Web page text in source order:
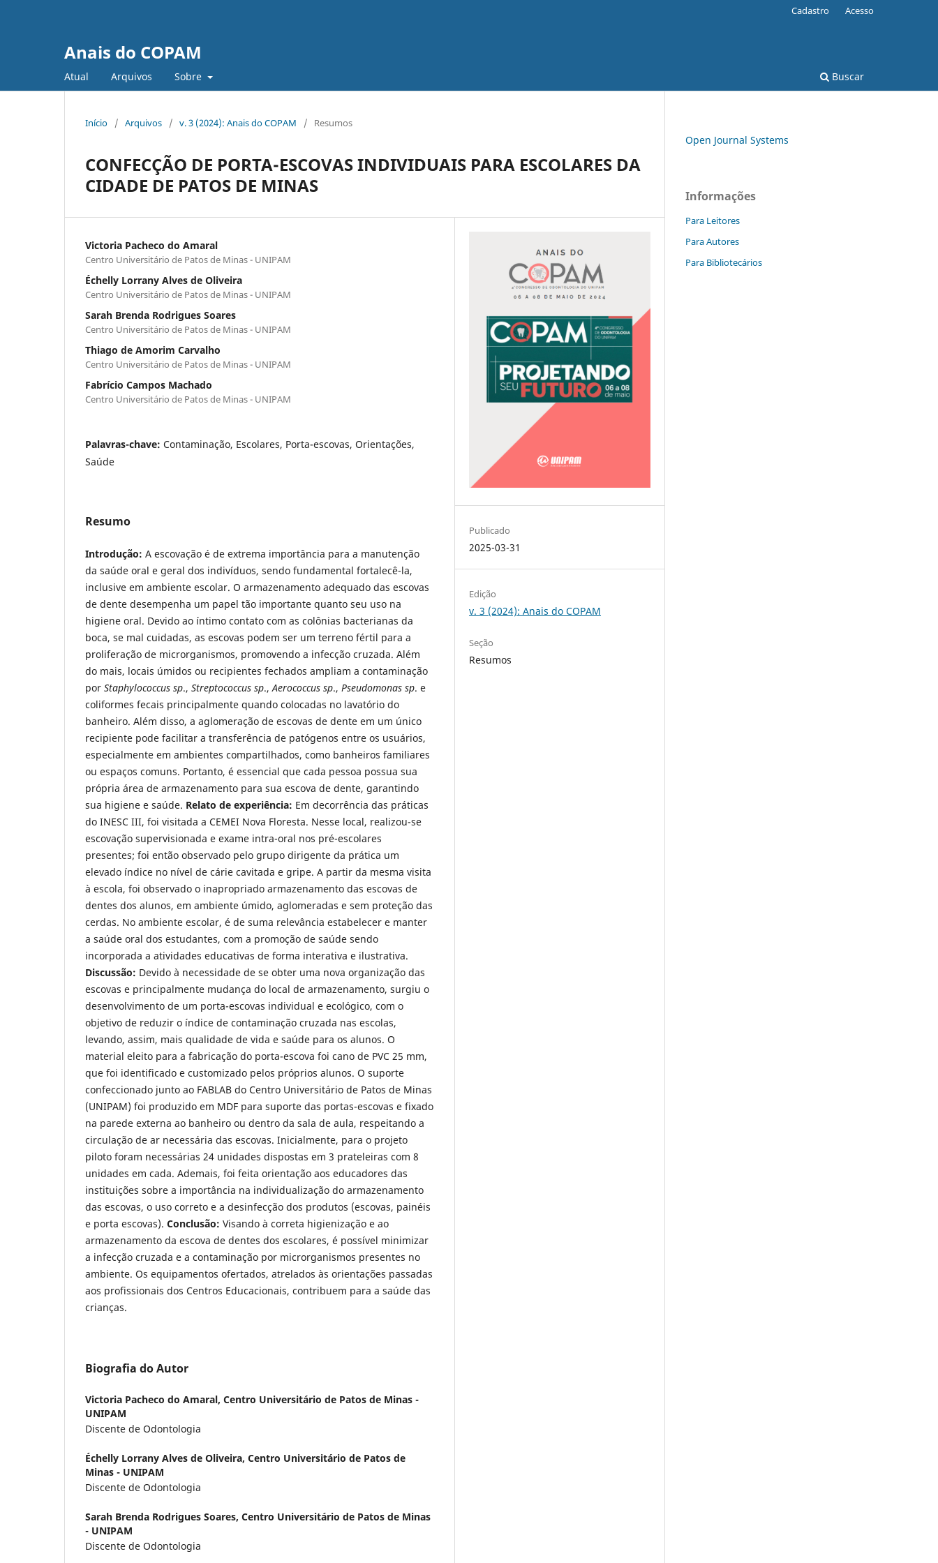
Anais do COPAM
Atual Arquivos Sobre Buscar
Cadastro Acesso
Início / Arquivos / v. 3 (2024): Anais do COPAM / Resumos
CONFECÇÃO DE PORTA-ESCOVAS INDIVIDUAIS PARA ESCOLARES DA
CIDADE DE PATOS DE MINAS
Victoria Pacheco do Amaral
Centro Universitário de Patos de Minas - UNIPAM
Échelly Lorrany Alves de Oliveira
Centro Universitário de Patos de Minas - UNIPAM
Sarah Brenda Rodrigues Soares
Centro Universitário de Patos de Minas - UNIPAM
Thiago de Amorim Carvalho
Centro Universitário de Patos de Minas - UNIPAM
Fabrício Campos Machado
Centro Universitário de Patos de Minas - UNIPAM
Palavras-chave: Contaminação, Escolares, Porta-escovas, Orientações,
Saúde
Resumo
Introdução: A escovação é de extrema importância para a manutenção
da saúde oral e geral dos indivíduos, sendo fundamental fortalecê-la,
inclusive em ambiente escolar. O armazenamento adequado das escovas
de dente desempenha um papel tão importante quanto seu uso na
higiene oral. Devido ao íntimo contato com as colônias bacterianas da
boca, se mal cuidadas, as escovas podem ser um terreno fértil para a
proliferação de microrganismos, promovendo a infecção cruzada. Além
do mais, locais úmidos ou recipientes fechados ampliam a contaminação
por Staphylococcus sp., Streptococcus sp.,Aerococcus sp., Pseudomonas sp. e
coliformes fecais principalmente quando colocadas no lavatório do
banheiro. Além disso, a aglomeração de escovas de dente em um único
recipiente pode facilitar a transferência de patógenos entre os usuários,
especialmente em ambientes compartilhados, como banheiros familiares
ou espaços comuns. Portanto, é essencial que cada pessoa possua sua
própria área de armazenamento para sua escova de dente, garantindo
sua higiene e saúde. Relato de experiência: Em decorrência das práticas
do INESC III, foi visitada a CEMEI Nova Floresta. Nesse local, realizou-se
escovação supervisionada e exame intra-oral nos pré-escolares
presentes; foi então observado pelo grupo dirigente da prática um
elevado índice no nível de cárie cavitada e gripe. A partir da mesma visita
à escola, foi observado o inapropriado armazenamento das escovas de
dentes dos alunos, em ambiente úmido, aglomeradas e sem proteção das
cerdas. No ambiente escolar, é de suma relevância estabelecer e manter
a saúde oral dos estudantes, com a promoção de saúde sendo
incorporada a atividades educativas de forma interativa e ilustrativa.
Discussão: Devido à necessidade de se obter uma nova organização das
escovas e principalmente mudança do local de armazenamento, surgiu o
desenvolvimento de um porta-escovas individual e ecológico, com o
objetivo de reduzir o índice de contaminação cruzada nas escolas,
levando, assim, mais qualidade de vida e saúde para os alunos. O
material eleito para a fabricação do porta-escova foi cano de PVC 25 mm,
que foi identificado e customizado pelos próprios alunos. O suporte
confeccionado junto ao FABLAB do Centro Universitário de Patos de Minas
(UNIPAM) foi produzido em MDF para suporte das portas-escovas e fixado
na parede externa ao banheiro ou dentro da sala de aula, respeitando a
circulação de ar necessária das escovas. Inicialmente, para o projeto
piloto foram necessárias 24 unidades dispostas em 3 prateleiras com 8
unidades em cada. Ademais, foi feita orientação aos educadores das
instituições sobre a importância na individualização do armazenamento
das escovas, o uso correto e a desinfecção dos produtos (escovas, painéis
e porta escovas). Conclusão: Visando à correta higienização e ao
armazenamento da escova de dentes dos escolares, é possível minimizar
a infecção cruzada e a contaminação por microrganismos presentes no
ambiente. Os equipamentos ofertados, atrelados às orientações passadas
aos profissionais dos Centros Educacionais, contribuem para a saúde das
crianças.
Biografia do Autor
Victoria Pacheco do Amaral, Centro Universitário de Patos de Minas -
UNIPAM
Discente de Odontologia
Échelly Lorrany Alves de Oliveira, Centro Universitário de Patos de
Minas - UNIPAM
Discente de Odontologia
Sarah Brenda Rodrigues Soares, Centro Universitário de Patos de Minas
- UNIPAM
Discente de Odontologia
Publicado
2025-03-31
Edição
v. 3 (2024): Anais do COPAM
Seção
Resumos
Open Journal Systems
Informações
Para Leitores
Para Autores
Para Bibliotecários